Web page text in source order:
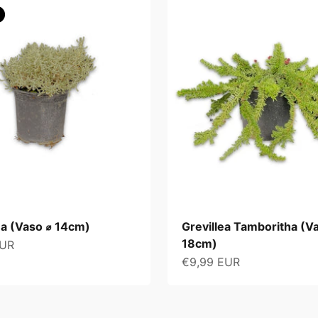
(Vaso ⌀ 14cm)
Grevillea Tamboritha
18cm)
Angebot
€9,99 EUR